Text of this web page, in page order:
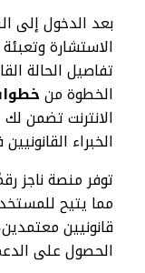
بعد الدخول إلى
الاستشارة
تفاصيل الحالة
الخطوة من
الانترنت تضمن
الخبراء
توفر منصة ناجز
مما يتيح
قانونيين
الحصول على